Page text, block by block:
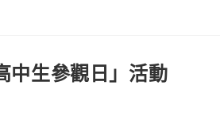
生參觀日」活動